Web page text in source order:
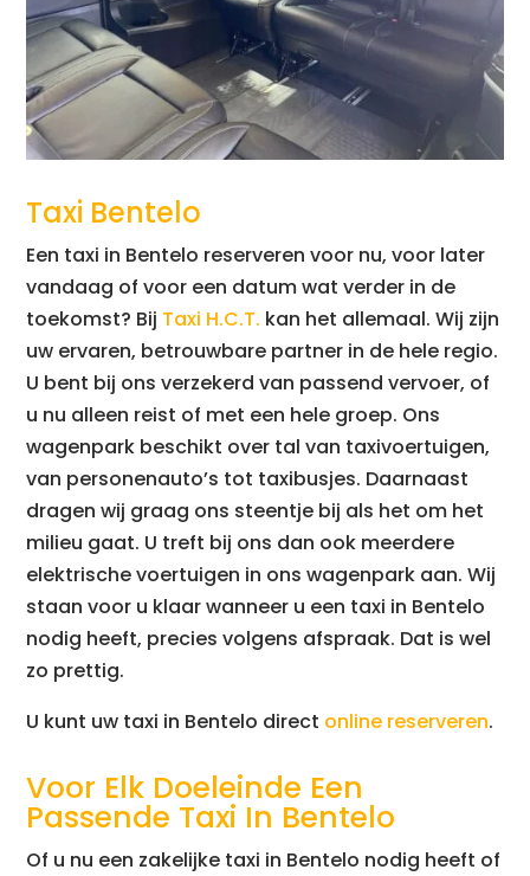
Taxi Bentelo
Een taxi in Bentelo reserveren voor nu, voor later
vandaag of voor een datum wat verder in de
toekomst? Bij Taxi H.C.T. kan het allemaal. Wij zijn
uw ervaren, betrouwbare partner in de hele regio.
U bent bij ons verzekerd van passend vervoer, of
u nu alleen reist of met een hele groep. Ons
wagenpark beschikt over tal van taxivoertuigen,
van personenauto’s tot taxibusjes. Daarnaast
dragen wij graag ons steentje bij als het om het
milieu gaat. U treft bij ons dan ook meerdere
elektrische voertuigen in ons wagenpark aan. Wij
staan voor u klaar wanneer u een taxi in Bentelo
nodig heeft, precies volgens afspraak. Dat is wel
zo prettig.
U kunt uw taxi in Bentelo direct online reserveren.
Voor Elk Doeleinde Een
Passende Taxi In Bentelo
Of u nu een zakelijke taxi in Bentelo nodig heeft of